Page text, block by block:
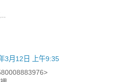
3月12日 上午9:35